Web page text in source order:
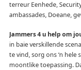
terreur Eenhede,
ambassades, Doeane,
Jammers 4 u help om
in baie verskillende
te vind, sorg ons ‘n
moontlike toepassing.